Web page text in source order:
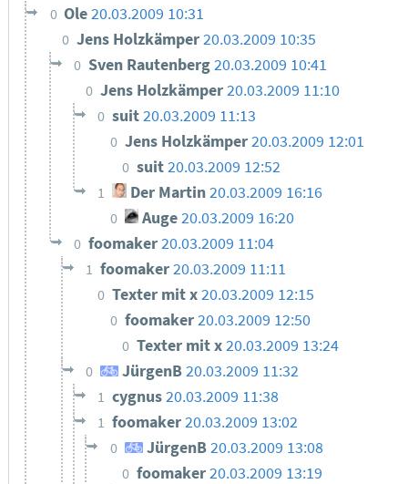
0 Ole20.03.2009 10:31
0 Jens Holzkämper20.03.2009 10:35
0 Sven Rautenberg20.03.2009 10:41
0 Jens Holzkämper20.03.2009 11:10
0 suit20.03.2009 11:13
0 Jens Holzkämper20.03.2009 12:01
0 suit20.03.2009 12:52
1 Der Martin20.03.2009 16:16
0 Auge20.03.2009 16:20
0 foomaker20.03.2009 11:04
1 foomaker20.03.2009 11:11
0 Texter mit x20.03.2009 12:15
0 foomaker20.03.2009 12:50
0 Texter mit x20.03.2009 13:24
0 JürgenB20.03.2009 11:32
1 cygnus20.03.2009 11:38
1 foomaker20.03.2009 13:02
0 JürgenB 20.03.2009 13:08
0 foomaker20.03.2009 13:19